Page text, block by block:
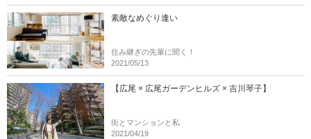
素敵なめぐり逢い
住み継ぎの先輩に聞く！
2021/05/13
【広尾 × 広尾ガーデンヒルズ × 吉川琴子】
街とマンションと私
2021/04/19